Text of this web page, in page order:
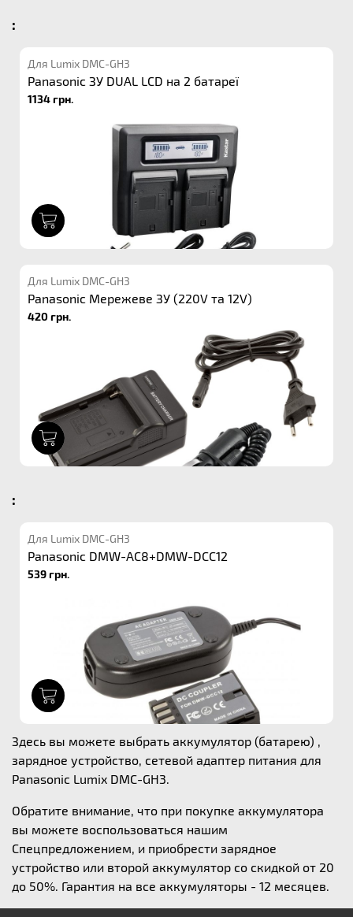
:
Для Lumix DMC-GH3
Panasonic ЗУ DUAL LCD на 2 батареї
1134 грн.
Для Lumix DMC-GH3
Panasonic Мережеве ЗУ (220V та 12V)
420 грн.
:
Для Lumix DMC-GH3
Panasonic DMW-AC8+DMW-DCC12
539 грн.
Здесь вы можете выбрать аккумулятор (батарею) ,
зарядное устройство, сетевой адаптер питания для
Panasonic Lumix DMC-GH3.
Обратите внимание, что при покупке аккумулятора
вы можете воспользоваться нашим
Спецпредложением, и приобрести зарядное
устройство или второй аккумулятор со скидкой от 20
до 50%. Гарантия на все аккумуляторы - 12 месяцев.